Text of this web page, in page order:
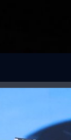
าก ChangAn